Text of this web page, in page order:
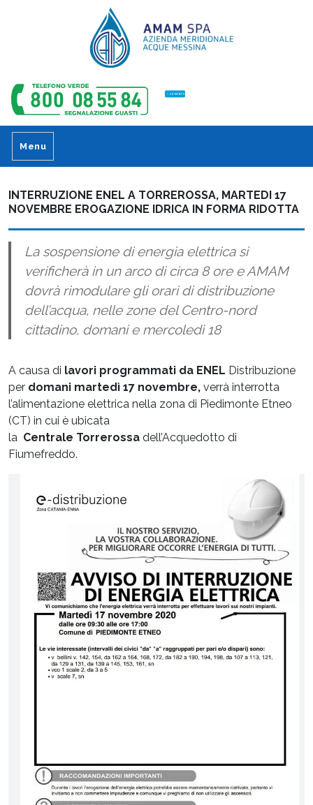
CONTATTI
Menu
INTERRUZIONE ENEL A TORREROSSA, MARTEDI 17
NOVEMBRE EROGAZIONE IDRICA IN FORMA RIDOTTA
La sospensione di energia elettrica si
verificherà in un arco di circa 8 ore e AMAM
dovrà rimodulare gli orari di distribuzione
dell’acqua, nelle zone del Centro-nord
cittadino, domani e mercoledì 18
A causa di lavori programmati da ENEL Distribuzione
per domani martedì 17 novembre, verrà interrotta
l’alimentazione elettrica nella zona di Piedimonte Etneo
(CT) in cui è ubicata
la Centrale Torrerossa dell’Acquedotto di
Fiumefreddo.